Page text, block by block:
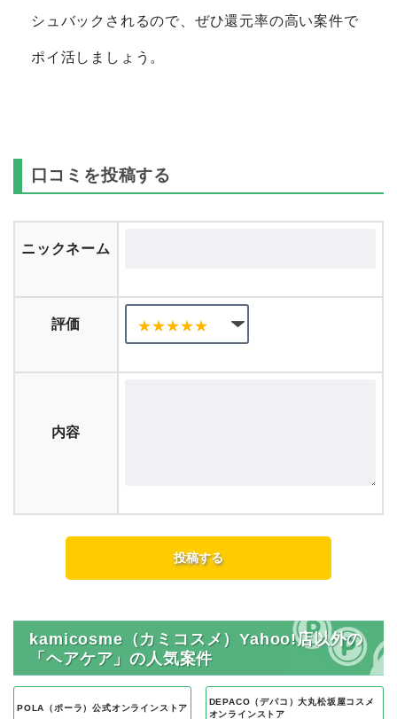
シュバックされるので、ぜひ還元率の高い案件で
ポイ活しましょう。
口コミを投稿する
ニックネーム
評価
内容
kamicosme（カミコスメ）Yahoo!店以外の
「ヘアケア」の人気案件
POLA（ポーラ）公式オンラインストア
DEPACO（デパコ）大丸松坂屋コスメ
オンラインストア